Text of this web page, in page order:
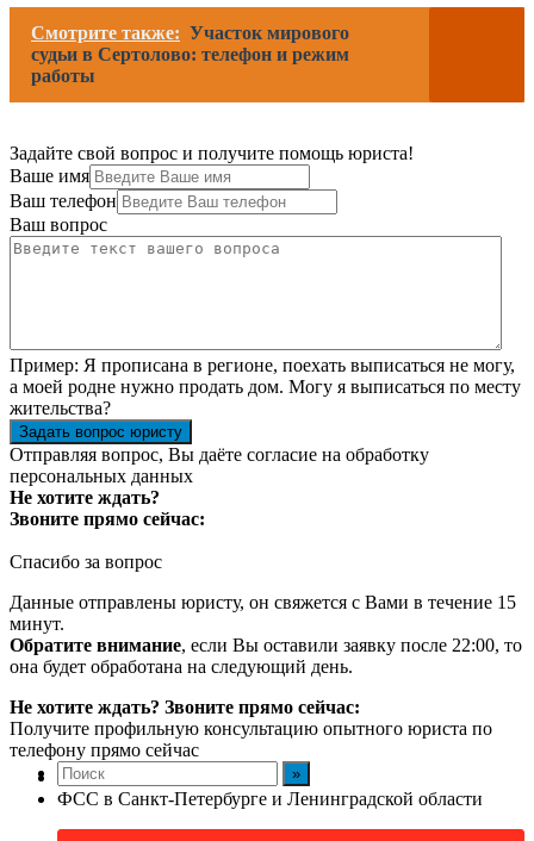
Смотрите также: Участок мирового
судьи в Сертолово: телефон и режим
работы
Задайте свой вопрос и получите помощь юриста!
Ваше имя
Ваш телефон
Ваш вопрос
Пример: Я прописана в регионе, поехать выписаться не могу,
а моей родне нужно продать дом. Могу я выписаться по месту
жительства?
Задать вопрос юристу
Отправляя вопрос, Вы даёте согласие на обработку
персональных данных
Не хотите ждать?
Звоните прямо сейчас:
Спасибо за вопрос
Данные отправлены юристу, он свяжется с Вами в течение 15
минут.
Обратите внимание, если Вы оставили заявку после 22:00, то
она будет обработана на следующий день.
Не хотите ждать? Звоните прямо сейчас:
Получите профильную консультацию опытного юриста по
телефону прямо сейчас
ФСС в Санкт-Петербурге и Ленинградской области